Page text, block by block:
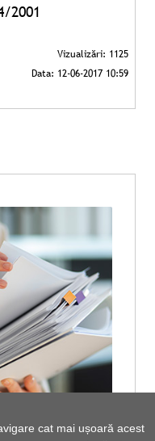
cat mai ușoară acest
2001